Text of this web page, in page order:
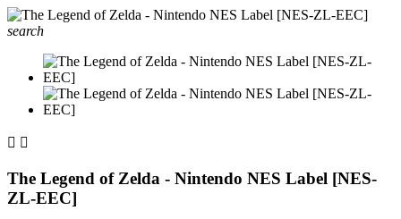
search
 
The Legend of Zelda - Nintendo NES Label [NES-
ZL-EEC]